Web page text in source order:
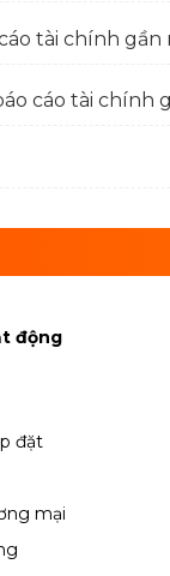
tài chính gần
cáo tài chính
động
đặt
mại